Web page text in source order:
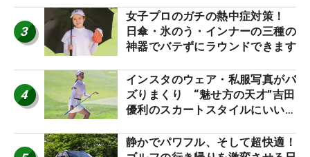
3
女子プロのガチの熱中症対策！
日傘・氷のう・インナーの三種の
神器でバテずにラウンドできます
4
インスタのウェア・私服写真がバ
ズりまくり “魅せ方の天才”吉田
優利のスカートスタイルにいい
静かでパワフル、そして超快適！